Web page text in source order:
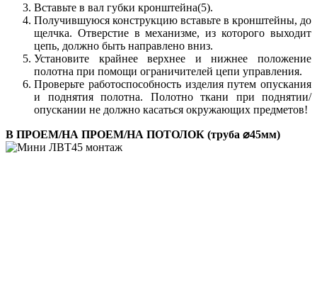
Вставьте в вал губки кронштейна(5).
Получившуюся конструкцию вставьте в кронштейны, до
щелчка. Отверстие в механизме, из которого выходит
цепь, должно быть направлено вниз.
Установите крайнее верхнее и нижнее положение
полотна при помощи ограничителей цепи управления.
Проверьте работоспособность изделия путем опускания
и поднятия полотна. Полотно ткани при поднятии/
опускании не должно касаться окружающих предметов!
В ПРОЕМ/НА ПРОЕМ/НА ПОТОЛОК (труба ⌀45мм)